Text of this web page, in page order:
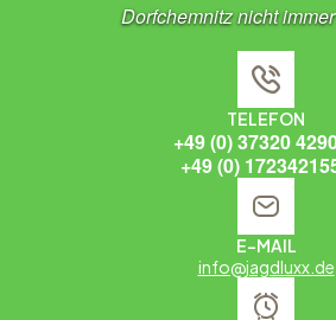
Dorfchemnitz nicht
TELEFON
+49 (0) 37320
+49 (0)
E-MAIL
info@jagdluxx.de